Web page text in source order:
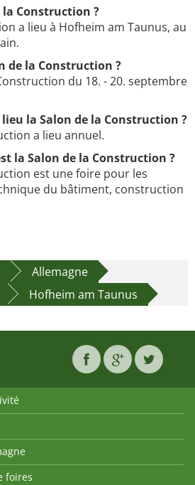
la Construction ?
a lieu à Hofheim am Taunus, au
de la Construction ?
du 18. - 20. septembre
la Salon de la Construction ?
a lieu annuel.
la Salon de la Construction ?
est une foire pour les
du bâtiment, construction
Allemagne
Hofheim am Taunus
foires